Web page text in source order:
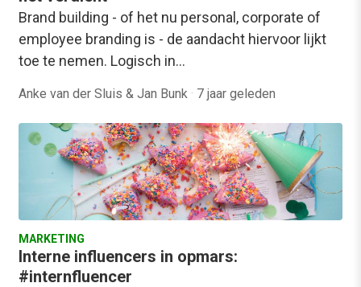
Brand building - of het nu personal, corporate of
employee branding is - de aandacht hiervoor lijkt
toe te nemen. Logisch in…
Anke van der Sluis & Jan Bunk · 7 jaar geleden
MARKETING
Interne influencers in opmars:
#internfluencer